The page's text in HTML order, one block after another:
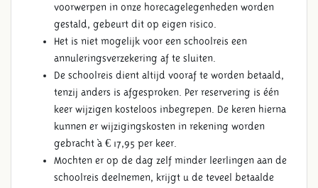
voorwerpen in onze horecagelegenheden worden
gestald, gebeurt dit op eigen risico.
Het is niet mogelijk voor een schoolreis een
annuleringsverzekering af te sluiten.
De schoolreis dient altijd vooraf te worden betaald,
tenzij anders is afgesproken. Per reservering is één
keer wijzigen kosteloos inbegrepen. De keren hierna
kunnen er wijzigingskosten in rekening worden
gebracht à € 17,95 per keer.
Mochten er op de dag zelf minder leerlingen aan de
schoolreis deelnemen, krijgt u de teveel betaalde